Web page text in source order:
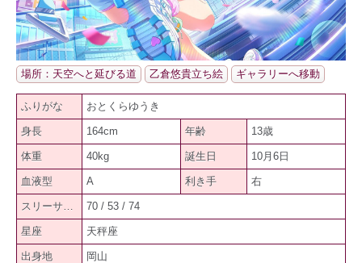
場所：天空へと延びる道 乙倉悠貴立ち絵 ギャラリーへ移動
ふりがな おとくらゆうき
身長 164cm 年齢 13歳
体重 40kg 誕生日 10月6日
血液型 A 利き手 右
スリーサイズ 70 / 53 / 74
星座 天秤座
出身地 岡山